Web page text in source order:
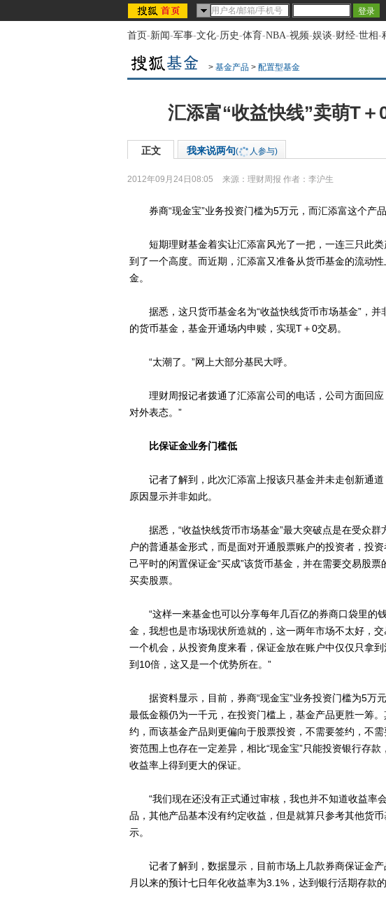
首页-新闻-军事-文化-历史-体育-NBA-视频-娱谈-财经-世相-
> 基金产品 > 配置型基金
汇添富“收益快线”卖萌T
正文 我来说两句( 人参与)
2012年09月24日08:05 来源： 理财周报 作者：李沪生
券商“现金宝”业务投资门槛为5万元，而汇添富这个产
短期理财基金着实让汇添富风光了一把，一连三只此类
到了一个高度。而近期，汇添富又准备从货币基金的流动
金。
据悉，这只货币基金名为“收益快线货币市场基金”，并
的货币基金，基金开通场内申赎，实现T＋0交易。
“太潮了。”网上大部分基民大呼。
理财周报记者拨通了汇添富公司的电话，公司方面回应
对外表态。”
比保证金业务门槛低
记者了解到，此次汇添富上报该只基金并未走创新通道
原因显示并非如此。
据悉，“收益快线货币市场基金”最大突破点是在受众群
户的普通基金形式，而是面对开通股票账户的投资者，投
己平时的闲置保证金“买成”该货币基金，并在需要交易股
买卖股票。
“这样一来基金也可以分享每年几百亿的券商口袋里的
金，我想也是市场现状所造就的，这一两年市场不太好，
一个机会，从投资角度来看，保证金放在账户中仅仅只拿
到10倍，这又是一个优势所在。”
据资料显示，目前，券商“现金宝”业务投资门槛为5万
最低金额仍为一千元，在投资门槛上，基金产品更胜一筹
约，而该基金产品则更偏向于股票投资，不需要签约，不
资范围上也存在一定差异，相比“现金宝”只能投资银行存
收益率上得到更大的保证。
“我们现在还没有正式通过审核，我也并不知道收益率
品，其他产品基本没有约定收益，但是就算只参考其他货
示。
记者了解到，数据显示，目前市场上几款券商保证金产
月以来的预计七日年化收益率为3.1%，达到银行活期存款